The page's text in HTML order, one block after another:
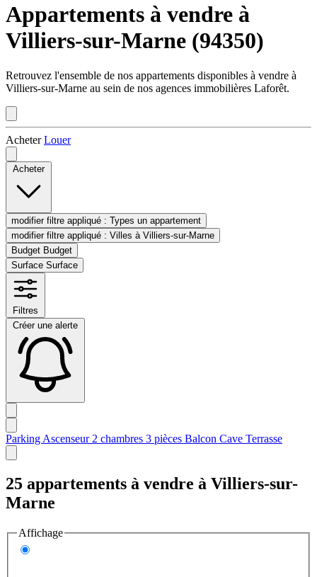
Appartements à vendre à
Villiers-sur-Marne (94350)
Retrouvez l'ensemble de nos appartements disponibles à vendre à
Villiers-sur-Marne au sein de nos agences immobilières Laforêt.
AcheterLouer
Acheter
modifier filtre appliqué : Types un appartement
modifier filtre appliqué : Villes à Villiers-sur-Marne
Budget Budget
Surface Surface
Filtres
Créer une alerte
Parking Ascenseur 2 chambres 3 pièces Balcon Cave Terrasse
25 appartements à vendre à Villiers-sur-
Marne
Affichage